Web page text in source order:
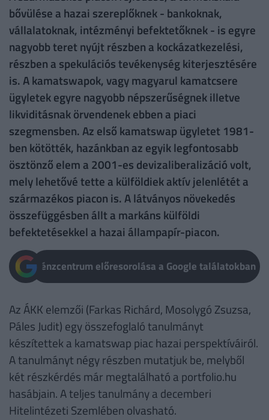
bővülése a hazai szereplőknek - bankoknak,
vállalatoknak, intézményi befektetőknek - is egyre
nagyobb teret nyújt részben a kockázatkezelési,
részben a spekulációs tevékenység kiterjesztésére
is. A kamatswapok, vagy magyarul kamatcsere
ügyletek egyre nagyobb népszerűségnek illetve
likviditásnak örvendenek ebben a piaci
szegmensben. Az első kamatswap ügyletet 1981-
ben kötötték, hazánkban az egyik legfontosabb
ösztönző elem a 2001-es devizaliberalizáció volt,
mely lehetővé tette a külföldiek aktív jelenlétét a
származékos piacon is. A látványos növekedés
összefüggésben állt a markáns külföldi
befektetésekkel a hazai állampapír-piacon.
Pénzcentrum előresorolása a Google találatokban
Az ÁKK elemzői (Farkas Richárd, Mosolygó Zsuzsa,
Páles Judit) egy összefoglaló tanulmányt
készítettek a kamatswap piac hazai perspektíváiról.
A tanulmányt négy részben mutatjuk be, melyből
két részkérdés már megtalálható a portfolio.hu
hasábjain. A teljes tanulmány a decemberi
Hitelintézeti Szemlében olvasható.